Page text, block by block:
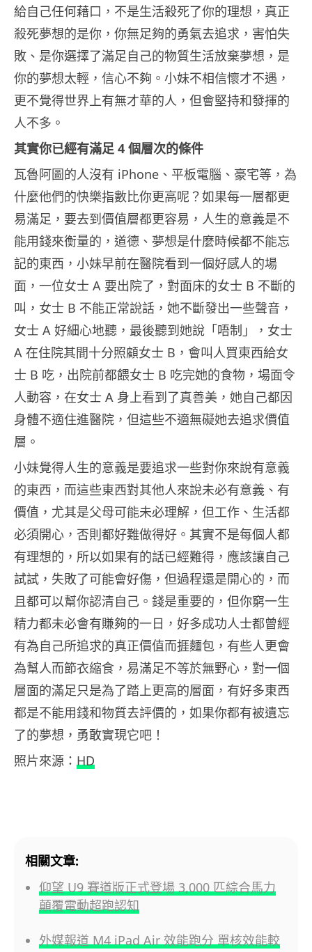
給自己任何藉口，不是生活殺死了你的理想，真正
殺死夢想的是你，你無足夠的勇氣去追求，害怕失
敗、是你選擇了滿足自己的物質生活放棄夢想，是
你的夢想太輕，信心不夠。小妹不相信懷才不遇，
更不覺得世界上有無才華的人，但會堅持和發揮的
人不多。
其實你已經有滿足 4 個層次的條件
瓦魯阿圖的人沒有 iPhone、平板電腦、豪宅等，為
什麼他們的快樂指數比你更高呢？如果每一層都更
易滿足，要去到價值層都更容易，人生的意義是不
能用錢來衡量的，道德、夢想是什麼時候都不能忘
記的東西，小妹早前在醫院看到一個好感人的場
面，一位女士 A 要出院了，對面床的女士 B 不斷的
叫，女士 B 不能正常說話，她不斷發出一些聲音，
女士 A 好細心地聽，最後聽到她說「唔制」，女士
A 在住院其間十分照顧女士 B，會叫人買東西給女
士 B 吃，出院前都餵女士 B 吃完她的食物，場面令
人動容，在女士 A 身上看到了真善美，她自己都因
身體不適住進醫院，但這些不適無礙她去追求價值
層。
小妹覺得人生的意義是要追求一些對你來說有意義
的東西，而這些東西對其他人來說未必有意義、有
價值，尤其是父母可能未必理解，但工作、生活都
必須開心，否則都好難做得好。其實不是每個人都
有理想的，所以如果有的話已經難得，應該讓自己
試試，失敗了可能會好傷，但過程還是開心的，而
且都可以幫你認清自己。錢是重要的，但你窮一生
精力都未必會有賺夠的一日，好多成功人士都曾經
有為自己所追求的真正價值而捱麵包，有些人更會
為幫人而節衣縮食，易滿足不等於無野心，對一個
層面的滿足只是為了踏上更高的層面，有好多東西
都是不能用錢和物質去評價的，如果你都有被遺忘
了的夢想，勇敢實現它吧！
照片來源： HD
相關文章:
仰望 U9 賽道版正式登場 3,000 匹綜合馬力
顛覆電動超跑認知
外媒報道 M4 iPad Air 效能跑分 單核效能較